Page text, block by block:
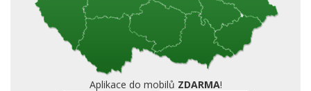
Aplikace do mobilů ZDARMA!